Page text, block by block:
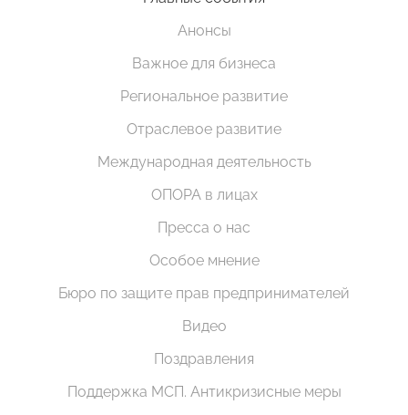
Анонсы
Важное для бизнеса
Региональное развитие
Отраслевое развитие
Международная деятельность
ОПОРА в лицах
Пресса о нас
Особое мнение
Бюро по защите прав предпринимателей
Видео
Поздравления
Поддержка МСП. Антикризисные меры